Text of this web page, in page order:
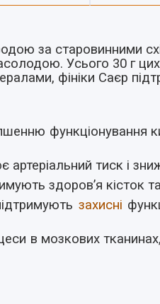
за старовинними
Усього 30 г
фініки Саєр
функціонування
артеріальний тиск і
здоров’я кісток
захисні
в мозкових тканинах,